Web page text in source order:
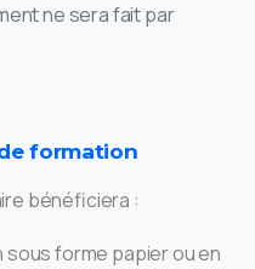
ne sera fait par
formation
bénéficiera :
sous forme papier ou en